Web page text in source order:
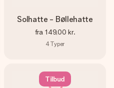
Solhatte - Bøllehatte
fra 149,00 kr.
4Typer
Tilbud